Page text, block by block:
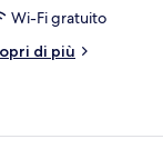
Wi-Fi gratuito
di più